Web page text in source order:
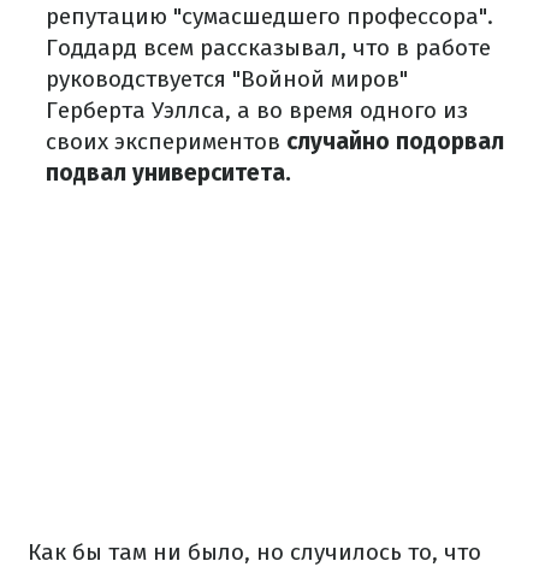
репутацию "сумасшедшего профессора".
Годдард всем рассказывал, что в работе
руководствуется "Войной миров"
Герберта Уэллса, а во время одного из
своих экспериментов случайно подорвал
подвал университета.
Как бы там ни было, но случилось то, что